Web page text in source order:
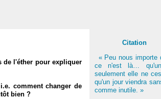
de l'éther pour expliquer
comment changer de
bien ?
Citation
« Peu nous importe
ce n'est là…
seulement elle ne
qu'un jour viendra
comme inutile. »